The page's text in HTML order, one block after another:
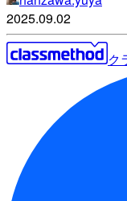
2025.09.02
ク